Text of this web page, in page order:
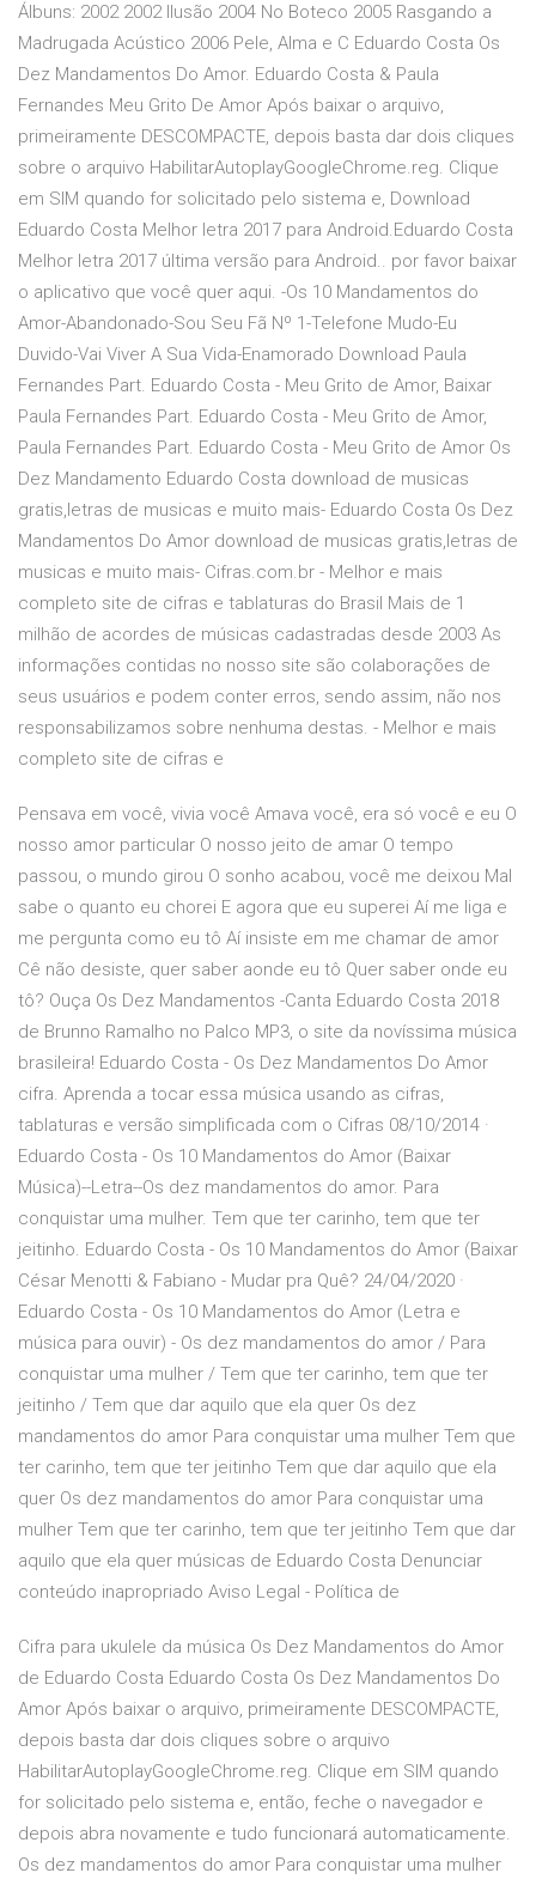
Álbuns: 2002 2002 Ilusão 2004 No Boteco 2005 Rasgando a
Madrugada Acústico 2006 Pele, Alma e C Eduardo Costa Os
Dez Mandamentos Do Amor. Eduardo Costa & Paula
Fernandes Meu Grito De Amor Após baixar o arquivo,
primeiramente DESCOMPACTE, depois basta dar dois cliques
sobre o arquivo HabilitarAutoplayGoogleChrome.reg. Clique
em SIM quando for solicitado pelo sistema e, Download
Eduardo Costa Melhor letra 2017 para Android.Eduardo Costa
Melhor letra 2017 última versão para Android.. por favor baixar
o aplicativo que você quer aqui. -Os 10 Mandamentos do
Amor-Abandonado-Sou Seu Fã Nº 1-Telefone Mudo-Eu
Duvido-Vai Viver A Sua Vida-Enamorado Download Paula
Fernandes Part. Eduardo Costa - Meu Grito de Amor, Baixar
Paula Fernandes Part. Eduardo Costa - Meu Grito de Amor,
Paula Fernandes Part. Eduardo Costa - Meu Grito de Amor Os
Dez Mandamento Eduardo Costa download de musicas
gratis,letras de musicas e muito mais- Eduardo Costa Os Dez
Mandamentos Do Amor download de musicas gratis,letras de
musicas e muito mais- Cifras.com.br - Melhor e mais
completo site de cifras e tablaturas do Brasil Mais de 1
milhão de acordes de músicas cadastradas desde 2003 As
informações contidas no nosso site são colaborações de
seus usuários e podem conter erros, sendo assim, não nos
responsabilizamos sobre nenhuma destas. - Melhor e mais
completo site de cifras e
Pensava em você, vivia você Amava você, era só você e eu O
nosso amor particular O nosso jeito de amar O tempo
passou, o mundo girou O sonho acabou, você me deixou Mal
sabe o quanto eu chorei E agora que eu superei Aí me liga e
me pergunta como eu tô Aí insiste em me chamar de amor
Cê não desiste, quer saber aonde eu tô Quer saber onde eu
tô? Ouça Os Dez Mandamentos -Canta Eduardo Costa 2018
de Brunno Ramalho no Palco MP3, o site da novíssima música
brasileira! Eduardo Costa - Os Dez Mandamentos Do Amor
cifra. Aprenda a tocar essa música usando as cifras,
tablaturas e versão simplificada com o Cifras 08/10/2014 ·
Eduardo Costa - Os 10 Mandamentos do Amor (Baixar
Música)--Letra--Os dez mandamentos do amor. Para
conquistar uma mulher. Tem que ter carinho, tem que ter
jeitinho. Eduardo Costa - Os 10 Mandamentos do Amor (Baixar
César Menotti & Fabiano - Mudar pra Quê? 24/04/2020 ·
Eduardo Costa - Os 10 Mandamentos do Amor (Letra e
música para ouvir) - Os dez mandamentos do amor / Para
conquistar uma mulher / Tem que ter carinho, tem que ter
jeitinho / Tem que dar aquilo que ela quer Os dez
mandamentos do amor Para conquistar uma mulher Tem que
ter carinho, tem que ter jeitinho Tem que dar aquilo que ela
quer Os dez mandamentos do amor Para conquistar uma
mulher Tem que ter carinho, tem que ter jeitinho Tem que dar
aquilo que ela quer músicas de Eduardo Costa Denunciar
conteúdo inapropriado Aviso Legal - Política de
Cifra para ukulele da música Os Dez Mandamentos do Amor
de Eduardo Costa Eduardo Costa Os Dez Mandamentos Do
Amor Após baixar o arquivo, primeiramente DESCOMPACTE,
depois basta dar dois cliques sobre o arquivo
HabilitarAutoplayGoogleChrome.reg. Clique em SIM quando
for solicitado pelo sistema e, então, feche o navegador e
depois abra novamente e tudo funcionará automaticamente.
Os dez mandamentos do amor Para conquistar uma mulher